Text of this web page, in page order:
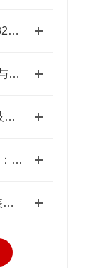
理音通用振动测量仪VM-82A的功能特性与设备维护应用
雅玛达隔膜泵的技术架构与工业流体输送应用领域
大塚电子Smart膜厚仪的技术特点与应用优势
加野尘埃粒子计数器3887：洁净环境中的“微观哨兵”与洁净度“审计官”
KOBRA-WX位相差測定装置技术原理：让“相位”变成“光强”